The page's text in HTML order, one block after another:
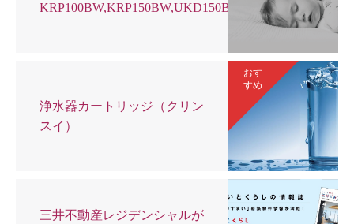
KRP100BW,KRP150BW,UKD150BSFH)
おす
すめ
浄水器カートリッジ（クリン
スイ）
三井不動産レジデンシャルが